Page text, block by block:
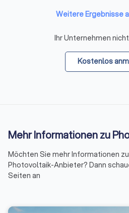
Weitere Ergebnisse
Ihr Unternehmen
Kostenlos
Mehr Informationen zu
Möchten Sie mehr Informationen
Photovoltaik-Anbieter? Dann
Seiten an